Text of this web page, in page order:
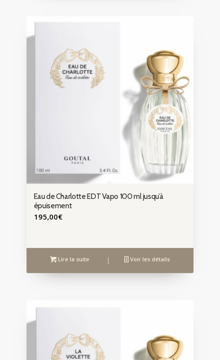
Eau de Charlotte EDT Vapo 100 ml jusqu’à
épuisement
195,00€
Lire la suite Voir les détails